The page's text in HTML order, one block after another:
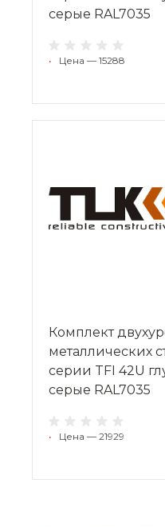
серые RAL7035
• Цена — 15288
Комплект
металлических
серии TFI 42U
серые RAL7035
• Цена — 21929